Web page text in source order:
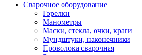
Сварочное оборудование
Горелки
Манометры
Маски, стекла, очки, краги
Мундштуки, наконечники
Проволока сварочная